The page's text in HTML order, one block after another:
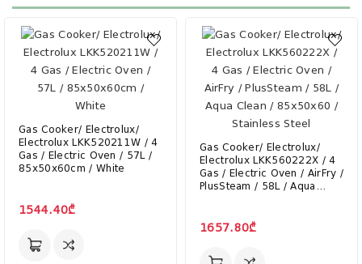
Gas Cooker/ Electrolux/
Electrolux LKK520211W / 4
Gas / Electric Oven / 57L /
85x50x60cm / White
1544.40₾
Gas Cooker/ Electrolux/
Electrolux LKK560222X / 4
Gas / Electric Oven / AirFry /
PlusSteam / 58L / Aqua
1657.80₾